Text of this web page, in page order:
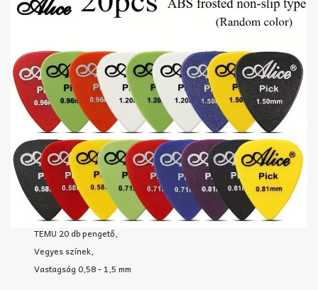
TEMU 20 db pengető,
Vegyes színek,
Vastagság 0,58 - 1,5 mm